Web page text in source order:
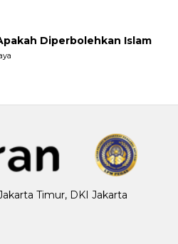
Diperbolehkan Islam
Timur, DKI Jakarta